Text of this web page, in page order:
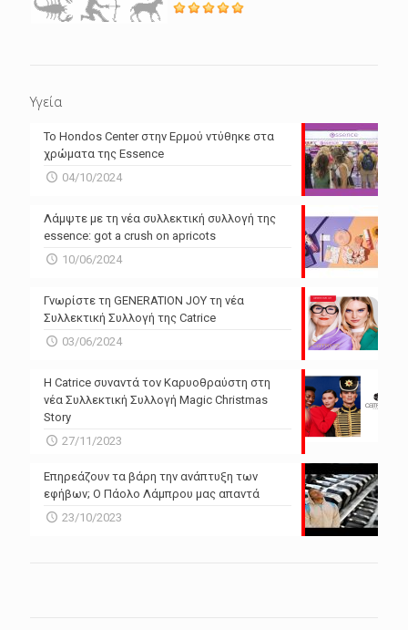
Υγεία
Το Hondos Center στην Ερμού ντύθηκε στα
χρώματα της Essence
04/10/2024
Λάμψτε με τη νέα συλλεκτική συλλογή της
essence: got a crush on apricots
10/06/2024
Γνωρίστε τη GENERATION JOY τη νέα
Συλλεκτική Συλλογή της Catrice
03/06/2024
Η Catrice συναντά τον Καρυοθραύστη στη
νέα Συλλεκτική Συλλογή Magic Christmas
Story
27/11/2023
Επηρεάζουν τα βάρη την ανάπτυξη των
εφήβων; Ο Πάολο Λάμπρου μας απαντά
23/10/2023